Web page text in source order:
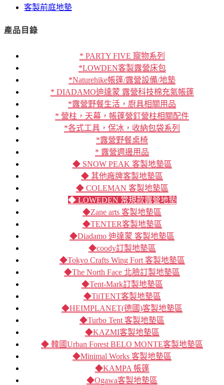
客製前庭地墊
產品目錄
* PARTY FIVE 寵物系列
*LOWDEN客製露營床包
*Naturehike帳篷/露營設備/地墊
* DIADAMO迪達蒙 露營科技棉充氣帳篷
*露營野餐生活，廚具相關用品
* 營柱，天幕，帳篷營釘營柱相關配件
*各式工具，保冰，收納包袋系列
*露營野餐桌椅
* 露營週邊用品
◆ SNOW PEAK 客製地墊區
◆ 其他廠牌客製地墊區
◆ COLEMAN 客製地墊區
◆ LOWEDEN 常規款露營地墊
◆Zane arts 客製地墊區
◆TENTER客製地墊區
◆Diadamo 迪達蒙 客製地墊區
◆coody訂製地墊區
◆Tokyo Crafts Wing Fort 客製地墊區
◆The North Face 北臉訂製地墊區
◆Tent-Mark訂製地墊區
◆TiiTENT客製地墊區
◆HEIMPLANET(德國)客製地墊區
◆Turbo Tent 客製地墊區
◆KAZMI客製地墊區
◆ 韓國Urban Forest BELO MONTE客製地墊區
◆Minimal Works 客製地墊區
◆KAMPA 帳篷
◆Ogawa客製地墊區